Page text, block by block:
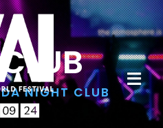
NIGHT CLUB